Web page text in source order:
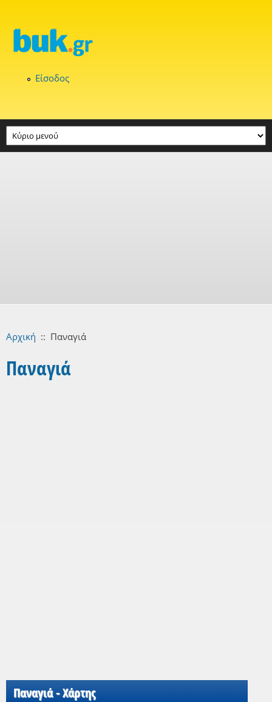
Είσοδος
Αρχική :: Παναγιά
Παναγιά
Παναγιά - Χάρτης